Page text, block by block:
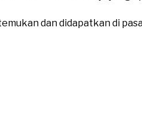
dan didapatkan di